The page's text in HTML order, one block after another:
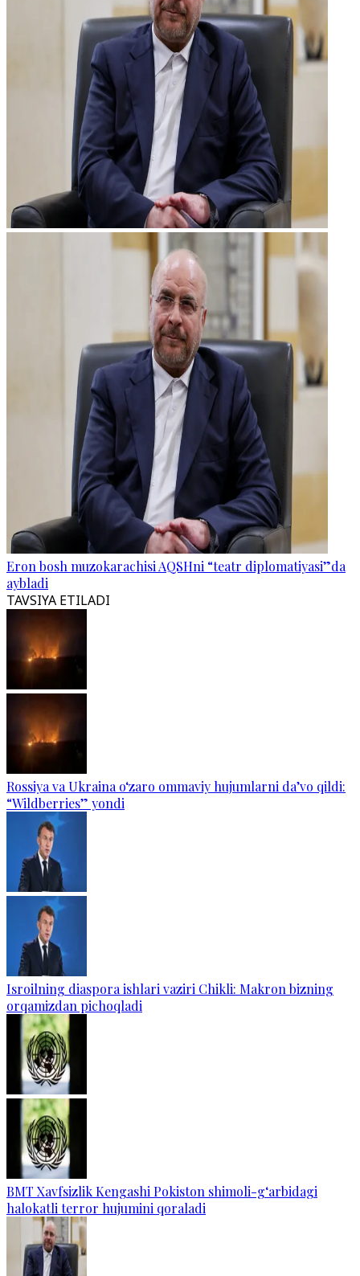
Eron bosh muzokarachisi AQSHni “teatr diplomatiyasi”da
aybladi
TAVSIYA ETILADI
Rossiya va Ukraina o‘zaro ommaviy hujumlarni da’vo qildi:
“Wildberries” yondi
Isroilning diaspora ishlari vaziri Chikli: Makron bizning
orqamizdan pichoqladi
BMT Xavfsizlik Kengashi Pokiston shimoli-g‘arbidagi
halokatli terror hujumini qoraladi